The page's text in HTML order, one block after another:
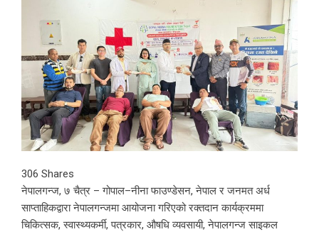
306 Shares
नेपालगन्ज, ७ चैत्र – गोपाल–नीना फाउण्डेसन, नेपाल र जनमत अर्ध
साप्ताहिकद्वारा नेपालगन्जमा आयोजना गरिएको रक्तदान कार्यक्रममा
चिकित्सक, स्वास्थ्यकर्मी, पत्रकार, औषधि व्यवसायी, नेपालगन्ज साइकल